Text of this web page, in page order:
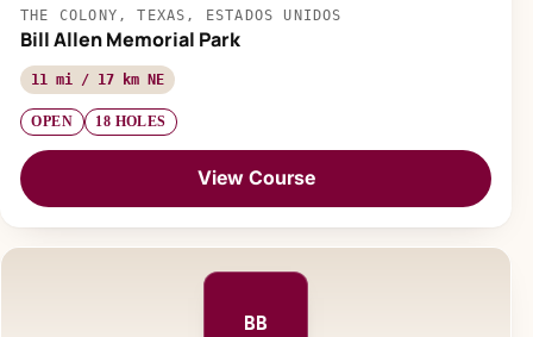
THE COLONY, TEXAS, ESTADOS UNIDOS
Bill Allen Memorial Park
11 mi / 17 km NE
OPEN 18 HOLES
View Course
BB